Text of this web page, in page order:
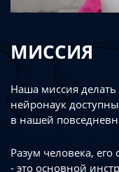
МИССИЯ
Наша миссия делать
нейронаук
в нашей
Разум человека, его
- это основной